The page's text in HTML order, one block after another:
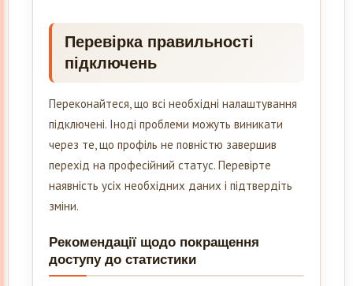
Перевірка правильності
підключень
Переконайтеся, що всі необхідні налаштування
підключені. Іноді проблеми можуть виникати
через те, що профіль не повністю завершив
перехід на професійний статус. Перевірте
наявність усіх необхідних даних і підтвердіть
зміни.
Рекомендації щодо покращення
доступу до статистики